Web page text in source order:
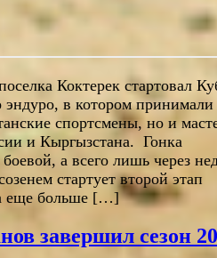
Коктерек стартовал
эндуро, в котором принимали
спортсмены, но и
и Кыргызстана. Гонка
а всего лишь через
стартует второй этап
еще больше […]
завершил сезон